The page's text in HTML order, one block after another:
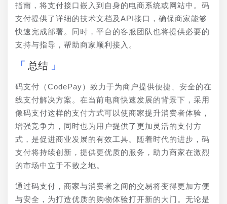
指南，将支付接口嵌入到自身的电商系统或网站中。码
支付提供了详细的技术文档及API接口，确保商家能够
快速完成部署。同时，平台的客服团队也将提供必要的
支持与指导，帮助商家顺利接入。
总结
码支付（CodePay）致力于为商户提供便捷、安全的在
线支付解决方案。在当前电商快速发展的背景下，采用
像码支付这样的支付方式可以使商家提升消费者体验，
增强竞争力，同时也为用户提供了更加灵活的支付方
式，是促进商业发展的有效工具。随着时代的进步，码
支付将持续创新，提供更优质的服务，助力商家在激烈
的市场中立于不败之地。
通过码支付，商家与消费者之间的交易将变得更加方便
与安全，为打造优质的购物体验打开新的大门。无论是